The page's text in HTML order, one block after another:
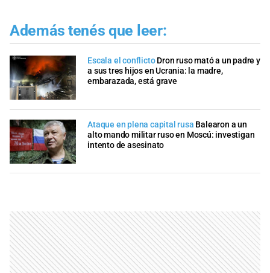
Además tenés que leer:
Escala el conflicto Dron ruso mató a un padre y
a sus tres hijos en Ucrania: la madre,
embarazada, está grave
Ataque en plena capital rusa Balearon a un
alto mando militar ruso en Moscú: investigan
intento de asesinato